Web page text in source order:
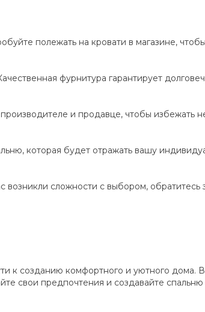
полежать на кровати в магазине,
фурнитура гарантирует
и продавце, чтобы избежать
которая будет отражать вашу
возникли сложности с выбором,
к созданию комфортного и уютного
свои предпочтения и создавайте